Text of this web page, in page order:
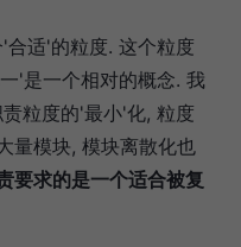
适'的粒度. 这个粒度
'是一个相对的概念. 我
粒度的'最小'化, 粒度
量模块, 模块离散化也
要求的是一个适合被复